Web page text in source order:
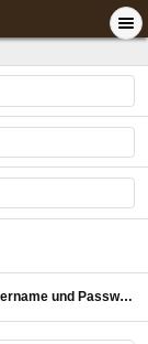
Hierbei werden gemäß Datenschutzerklärung Benutzername und Passwort verschlüsselt für die gewählte Dauer in einem Cookie abgelegt.